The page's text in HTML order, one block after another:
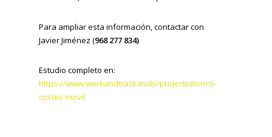
Para ampliar esta información, contactar con
Javier Jiménez (968 277 834)
Estudio completo en:
https://www.workandtrack.mobi/project/ahorro-
costes-movil